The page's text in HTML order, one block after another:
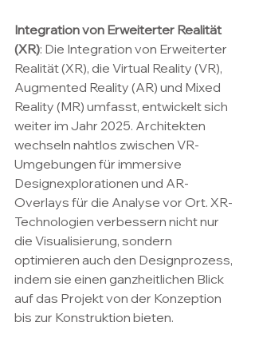
Integration von Erweiterter Realität
(XR): Die Integration von Erweiterter
Realität (XR), die Virtual Reality (VR),
Augmented Reality (AR) und Mixed
Reality (MR) umfasst, entwickelt sich
weiter im Jahr 2025. Architekten
wechseln nahtlos zwischen VR-
Umgebungen für immersive
Designexplorationen und AR-
Overlays für die Analyse vor Ort. XR-
Technologien verbessern nicht nur
die Visualisierung, sondern
optimieren auch den Designprozess,
indem sie einen ganzheitlichen Blick
auf das Projekt von der Konzeption
bis zur Konstruktion bieten.